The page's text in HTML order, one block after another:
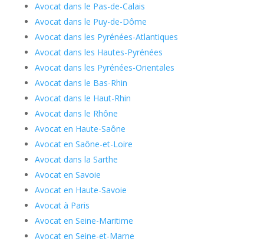
Avocat dans le Pas-de-Calais
Avocat dans le Puy-de-Dôme
Avocat dans les Pyrénées-Atlantiques
Avocat dans les Hautes-Pyrénées
Avocat dans les Pyrénées-Orientales
Avocat dans le Bas-Rhin
Avocat dans le Haut-Rhin
Avocat dans le Rhône
Avocat en Haute-Saône
Avocat en Saône-et-Loire
Avocat dans la Sarthe
Avocat en Savoie
Avocat en Haute-Savoie
Avocat à Paris
Avocat en Seine-Maritime
Avocat en Seine-et-Marne